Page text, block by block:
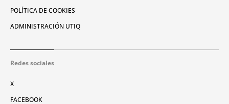
POLÍTICA DE COOKIES
ADMINISTRACIÓN UTIQ
Redes sociales
X
FACEBOOK